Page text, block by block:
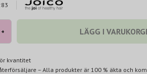
+ LÄGG I
kvantitet
– Alla produkter är 100 % äkta och